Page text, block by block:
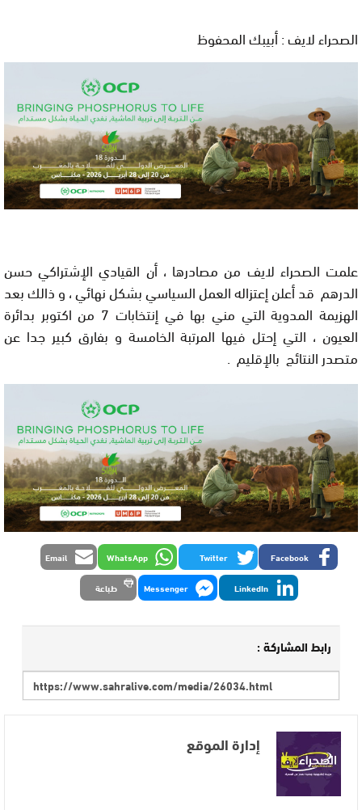
الصحراء لايف : أبيبك المحفوظ
علمت الصحراء لايف من مصادرها ، أن القيادي الإشتراكي حسن
الدرهم قد أعلن إعتزاله العمل السياسي بشكل نهائي ، و ذالك بعد
الهزيمة المدوية التي مني بها في إنتخابات 7 من اكتوبر بدائرة
العيون ، التي إحتل فيها المرتبة الخامسة و بفارق كبير جدا عن
متصدر النتائج بالإقليم .
Facebook
Twitter
WhatsApp
Email
LinkedIn
Messenger طباعة
رابط المشاركة :
إدارة الموقع